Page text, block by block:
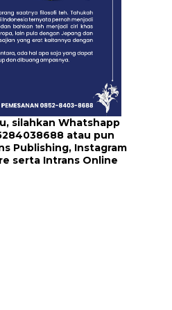
silahkan Whatshapp
atau pun
Publishing, Instagram
serta Intrans Online